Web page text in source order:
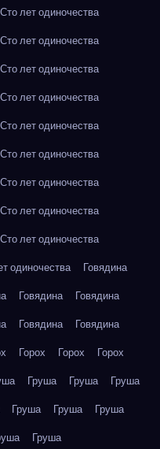
лет одиночества
лет одиночества
лет одиночества
лет одиночества
лет одиночества
лет одиночества
лет одиночества
лет одиночества
лет одиночества
одиночества
Говядина
Говядина
Говядина
Говядина
Говядина
Горох Горох
Горох
Груша Груша
Груша
Груша Груша
Груша
Груша